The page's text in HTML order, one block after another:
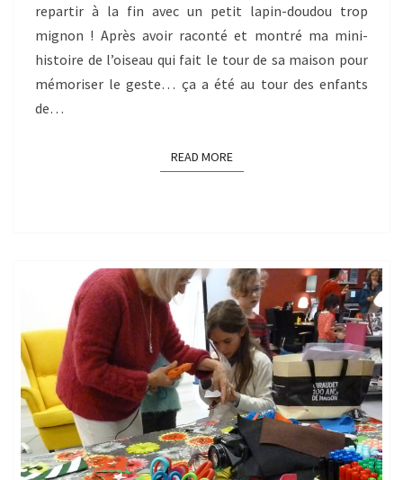
repartir à la fin avec un petit lapin-doudou trop
mignon ! Après avoir raconté et montré ma mini-
histoire de l’oiseau qui fait le tour de sa maison pour
mémoriser le geste… ça a été au tour des enfants
de…
READ MOREREAD MORE